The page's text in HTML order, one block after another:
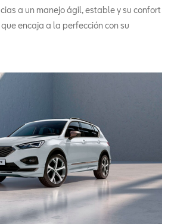
a un manejo ágil, estable y su confort
encaja a la perfección con su